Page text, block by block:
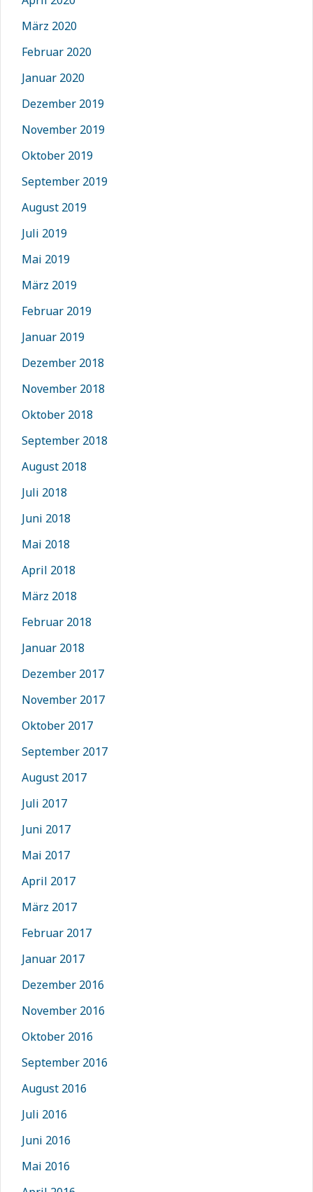
März 2020
Februar 2020
Januar 2020
Dezember 2019
November 2019
Oktober 2019
September 2019
August 2019
Juli 2019
Mai 2019
März 2019
Februar 2019
Januar 2019
Dezember 2018
November 2018
Oktober 2018
September 2018
August 2018
Juli 2018
Juni 2018
Mai 2018
April 2018
März 2018
Februar 2018
Januar 2018
Dezember 2017
November 2017
Oktober 2017
September 2017
August 2017
Juli 2017
Juni 2017
Mai 2017
April 2017
März 2017
Februar 2017
Januar 2017
Dezember 2016
November 2016
Oktober 2016
September 2016
August 2016
Juli 2016
Juni 2016
Mai 2016